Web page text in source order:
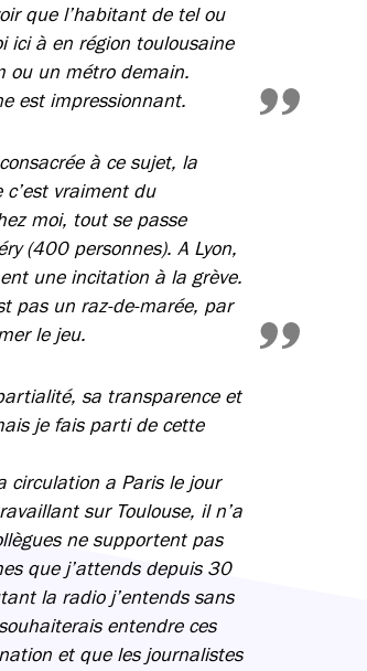
que l’habitant de tel ou
ici à en région toulousaine
ou un métro demain.
est impressionnant.
à ce sujet, la
vraiment du
moi, tout se passe
(400 personnes). A Lyon,
une incitation à la grève.
pas un raz-de-marée, par
le jeu.
sa transparence et
je fais parti de cette
circulation a Paris le jour
sur Toulouse, il n’a
ne supportent pas
que j’attends depuis 30
la radio j’entends sans
entendre ces
et que les journalistes